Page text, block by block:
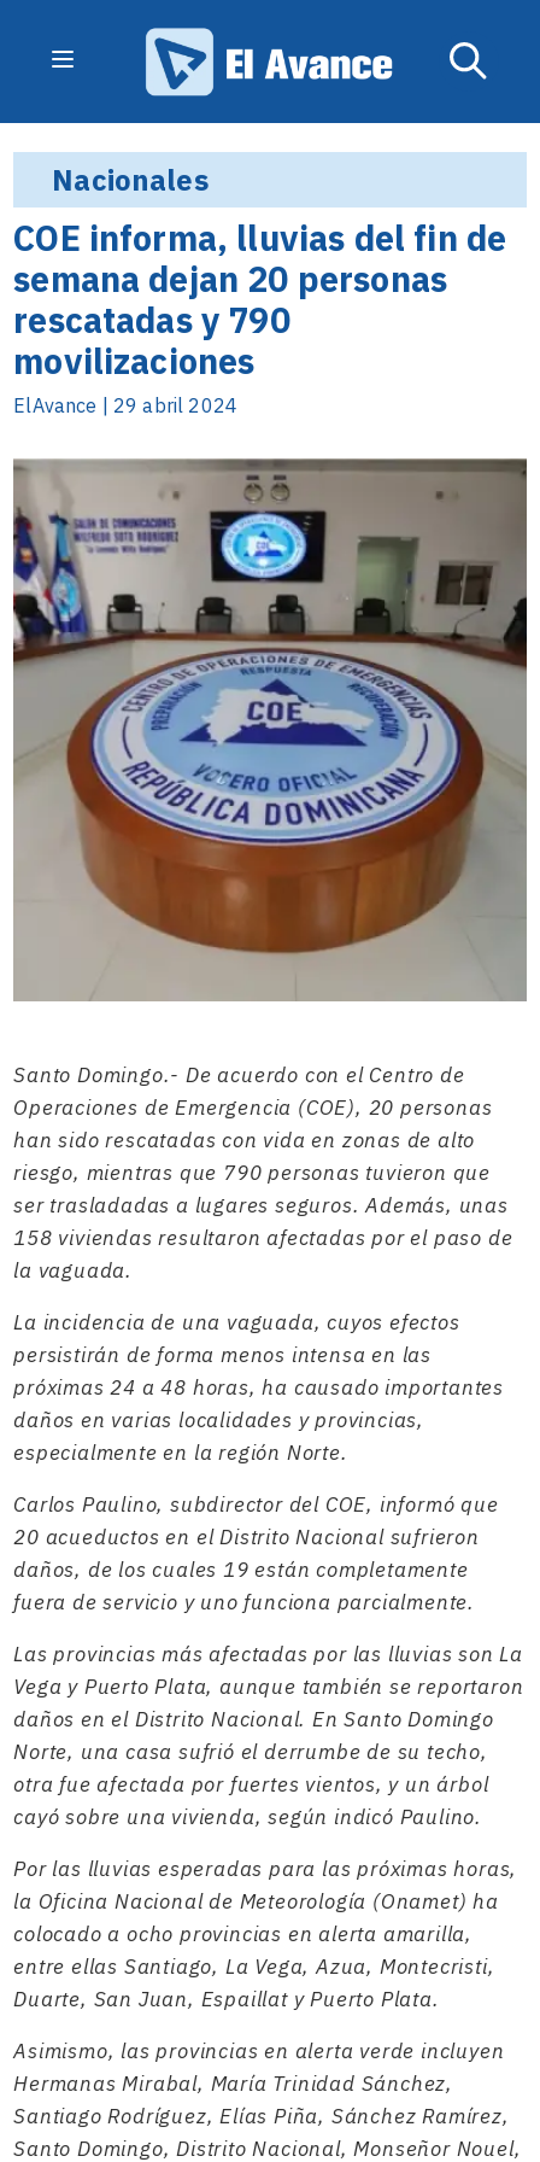
Nacionales
COE informa, lluvias del fin de
semana dejan 20 personas
rescatadas y 790
movilizaciones
ElAvance | 29 abril 2024
Santo Domingo.- De acuerdo con el Centro de
Operaciones de Emergencia (COE), 20 personas
han sido rescatadas con vida en zonas de alto
riesgo, mientras que 790 personas tuvieron que
ser trasladadas a lugares seguros. Además, unas
158 viviendas resultaron afectadas por el paso de
la vaguada.
La incidencia de una vaguada, cuyos efectos
persistirán de forma menos intensa en las
próximas 24 a 48 horas, ha causado importantes
daños en varias localidades y provincias,
especialmente en la región Norte.
Carlos Paulino, subdirector del COE, informó que
20 acueductos en el Distrito Nacional sufrieron
daños, de los cuales 19 están completamente
fuera de servicio y uno funciona parcialmente.
Las provincias más afectadas por las lluvias son La
Vega y Puerto Plata, aunque también se reportaron
daños en el Distrito Nacional. En Santo Domingo
Norte, una casa sufrió el derrumbe de su techo,
otra fue afectada por fuertes vientos, y un árbol
cayó sobre una vivienda, según indicó Paulino.
Por las lluvias esperadas para las próximas horas,
la Oficina Nacional de Meteorología (Onamet) ha
colocado a ocho provincias en alerta amarilla,
entre ellas Santiago, La Vega, Azua, Montecristi,
Duarte, San Juan, Espaillat y Puerto Plata.
Asimismo, las provincias en alerta verde incluyen
Hermanas Mirabal, María Trinidad Sánchez,
Santiago Rodríguez, Elías Piña, Sánchez Ramírez,
Santo Domingo, Distrito Nacional, Monseñor Nouel,